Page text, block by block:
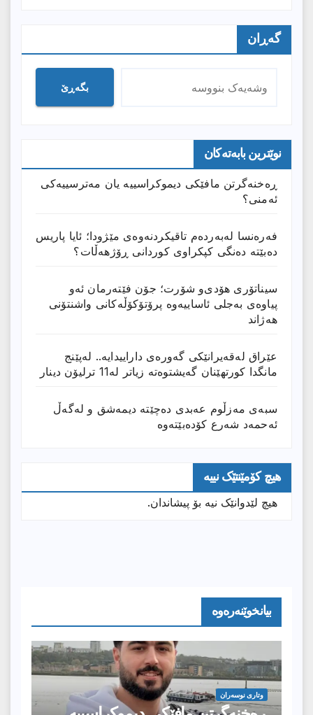
گەڕان
بگەڕێ
نوێترین بابەتەکان
ڕەخنەگرتن مافێکی دیموکراسییە یان مەترسییەکی
ئەمنی؟
فەرەنسا لەبەردەم تاقیکردنەوەی مێژودا؛ ئایا پاریس
دەبێتە دەنگی کپکراوی کوردانی ڕۆژھەڵات؟
سیناتۆری هۆدی‌و شۆرت؛ جۆن فێتەرمان ئەو
پیاوەی بەجلی ئاساییەوە پرۆتۆکۆڵەکانی واشنتۆنی
هەژاند
عێراق له‌قه‌یرانێكى گه‌وره‌ى داراییدایه‌.. له‌پێنج
مانگدا كورتهێنان گه‌یشتوه‌ته‌ زیاتر له‌11 ترلیۆن دینار
سبەی مەزڵوم عەبدی دەچێتە دیمەشق و لەگەڵ
ئەحمەد شەرع کۆدەبێتەوە
هیچ کۆمێنتێک نییە
هیچ لێدوانێک نیە بۆ پیشاندان.
بیانخوێنەرەوە
وتارى نوسەران